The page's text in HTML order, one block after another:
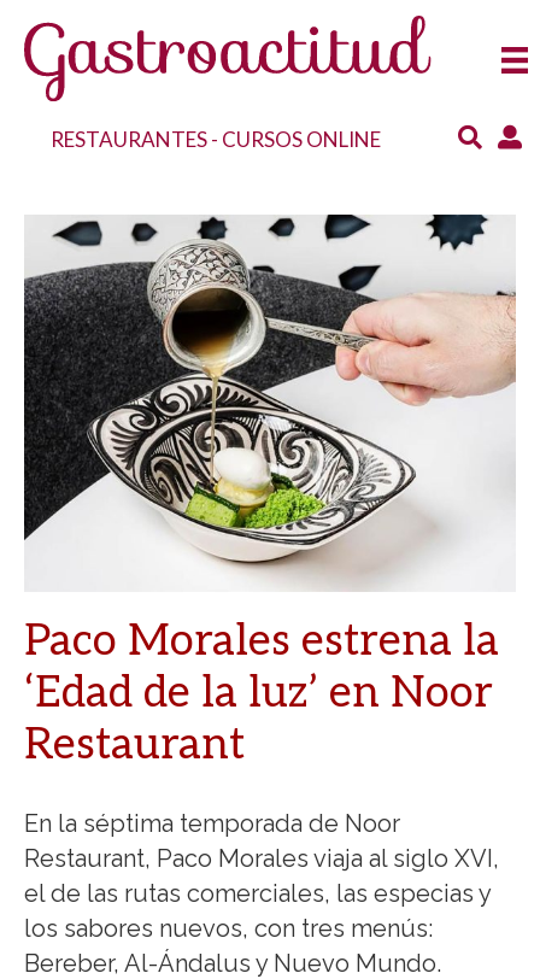
RESTAURANTES- CURSOS ONLINE
Paco Morales estrena la
‘Edad de la luz’ en Noor
Restaurant
En la séptima temporada de Noor
Restaurant, Paco Morales viaja al siglo XVI,
el de las rutas comerciales, las especias y
los sabores nuevos, con tres menús:
Bereber, Al-Ándalus y Nuevo Mundo.